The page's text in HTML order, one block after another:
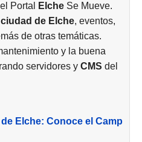
Portal
ElcheSe Mueve.
ciudad de Elche, eventos,
de otras temáticas.
y la buena
servidores y CMS del
Elche: Conoce el Camp